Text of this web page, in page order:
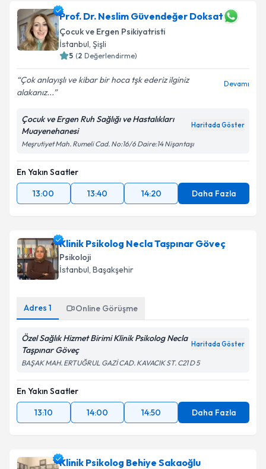
takvim hazırlandığında e-posta ile bilgilendireceğiz.
E-posta Adresiniz
kapsamda işlenmesini kabul ediyorum.
Takvim Talebini Gönder
Prof. Dr. Neslim Güvendeğer Doksat
Çocuk ve Ergen Psikiyatristi
İstanbul, Şişli
5 (2 Değerlendirme)
Çok anlayışlı ve kibar bir hoca tşk ederiz ilginiz
alakanız...
Devamı
Çocuk ve Ergen Ruh Sağlığı ve Hastalıkları
Muayenehanesi
Haritada Göster
Meşrutiyet Mah. Rumeli Cad. No:16/6 Daire:14 Nişantaşı
En Yakın Saatler
13:00
13:40 14:20 Daha Fazla
Klinik Psikolog Necla Taşpınar Göveç
Psikoloji
İstanbul, Başakşehir
Adres 1 Online Görüşme
Özel Sağlık Hizmet Birimi Klinik Psikolog Necla
Taşpınar Göveç
Haritada Göster
BAŞAK MAH. ERTUĞRUL GAZİ CAD. KAVACIK ST. C21 D 5
En Yakın Saatler
13:10
14:00 14:50 Daha Fazla
Klinik Psikolog Behiye Sakaoğlu